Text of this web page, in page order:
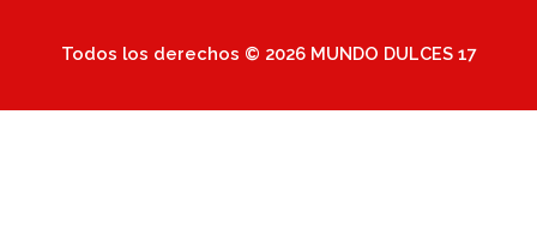
Todos los derechos © 2026 MUNDO DULCES 17